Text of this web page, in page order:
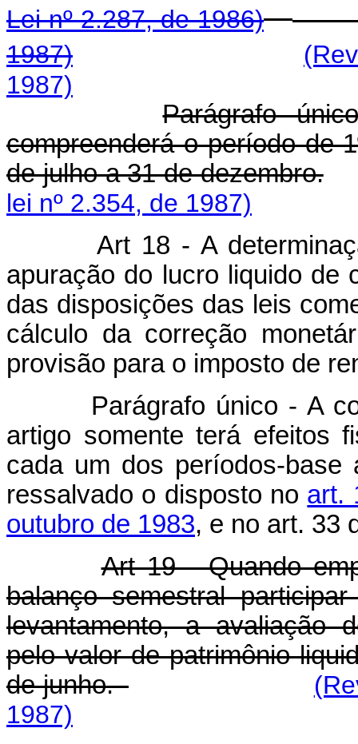
Lei nº 2.287, de 1986)
1987)
1987)
Parágrafo
compreenderá o período de
de julho a 31 de dezembro.
lei nº 2.354, de 1987)
Art 18 - A
apuração do lucro liquido de
das disposições das leis
cálculo da correção
provisão para o imposto de
Parágrafo único - A
artigo somente terá efeitos
cada um dos períodos-
ressalvado o disposto no art.
outubro de 1983, e no art. 33
Art 19 - Quando
balanço semestral
levantamento, a avaliação
pelo valor de patrimônio
de junho.
1987)